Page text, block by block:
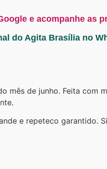
e acompanhe as
do Agita Brasília no
mês de junho. Feita com
e repeteco garantido.